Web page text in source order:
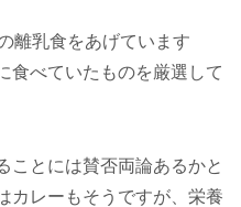
離乳食をあげています
食べていたものを厳選して
ことには賛否両論あるかと
カレーもそうですが、栄養